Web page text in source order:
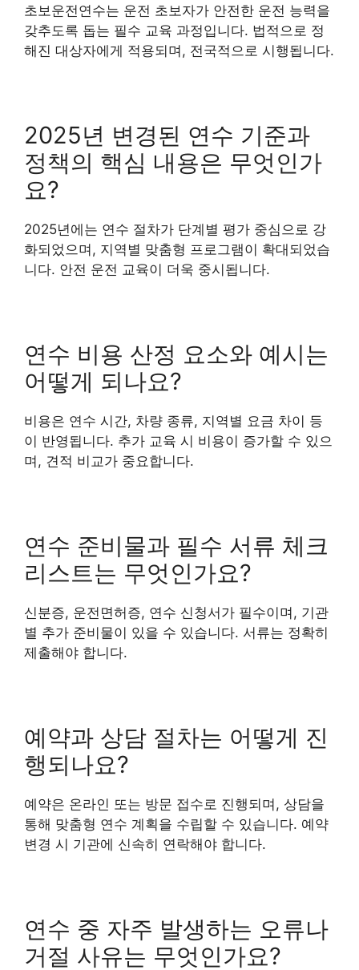
초보운전연수는 운전 초보자가 안전한 운전 능력을
갖추도록 돕는 필수 교육 과정입니다. 법적으로 정
해진 대상자에게 적용되며, 전국적으로 시행됩니다.
2025년 변경된 연수 기준과
정책의 핵심 내용은 무엇인가
요?
2025년에는 연수 절차가 단계별 평가 중심으로 강
화되었으며, 지역별 맞춤형 프로그램이 확대되었습
니다. 안전 운전 교육이 더욱 중시됩니다.
연수 비용 산정 요소와 예시는
어떻게 되나요?
비용은 연수 시간, 차량 종류, 지역별 요금 차이 등
이 반영됩니다. 추가 교육 시 비용이 증가할 수 있으
며, 견적 비교가 중요합니다.
연수 준비물과 필수 서류 체크
리스트는 무엇인가요?
신분증, 운전면허증, 연수 신청서가 필수이며, 기관
별 추가 준비물이 있을 수 있습니다. 서류는 정확히
제출해야 합니다.
예약과 상담 절차는 어떻게 진
행되나요?
예약은 온라인 또는 방문 접수로 진행되며, 상담을
통해 맞춤형 연수 계획을 수립할 수 있습니다. 예약
변경 시 기관에 신속히 연락해야 합니다.
연수 중 자주 발생하는 오류나
거절 사유는 무엇인가요?